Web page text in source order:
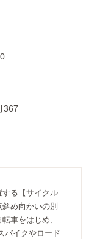
367
る【サイクル
め向かいの別
車をはじめ、
バイクやロード